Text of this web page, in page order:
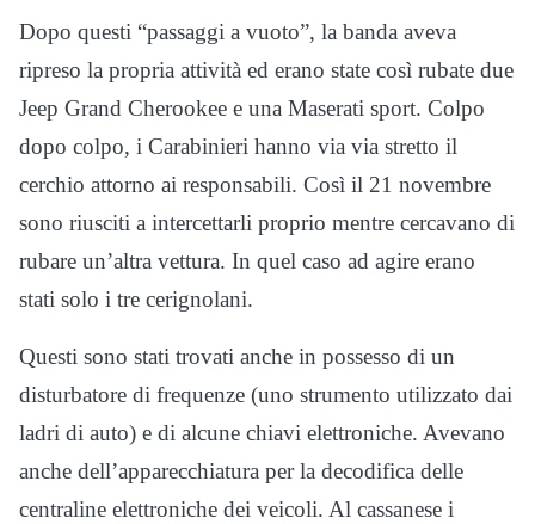
Dopo questi “passaggi a vuoto”, la banda aveva
ripreso la propria attività ed erano state così rubate due
Jeep Grand Cherookee e una Maserati sport. Colpo
dopo colpo, i Carabinieri hanno via via stretto il
cerchio attorno ai responsabili. Così il 21 novembre
sono riusciti a intercettarli proprio mentre cercavano di
rubare un’altra vettura. In quel caso ad agire erano
stati solo i tre cerignolani.
Questi sono stati trovati anche in possesso di un
disturbatore di frequenze (uno strumento utilizzato dai
ladri di auto) e di alcune chiavi elettroniche. Avevano
anche dell’apparecchiatura per la decodifica delle
centraline elettroniche dei veicoli. Al cassanese i